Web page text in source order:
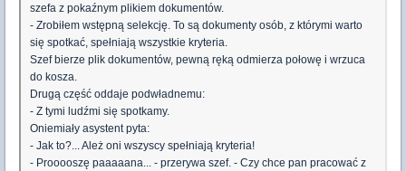
szefa z pokaźnym plikiem dokumentów.
- Zrobiłem wstępną selekcję. To są dokumenty osób, z którymi warto
się spotkać, spełniają wszystkie kryteria.
Szef bierze plik dokumentów, pewną ręką odmierza połowę i wrzuca
do kosza.
Drugą część oddaje podwładnemu:
- Z tymi ludźmi się spotkamy.
Oniemiały asystent pyta:
- Jak to?... Ależ oni wszyscy spełniają kryteria!
- Prooooszę paaaaana... - przerywa szef. - Czy chce pan pracować z